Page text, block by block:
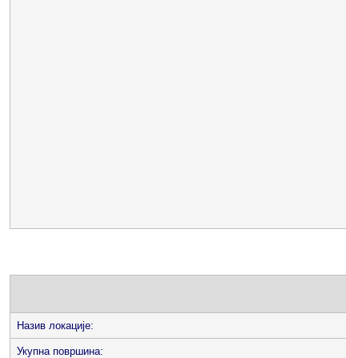
Назив локације:
Укупна површина: